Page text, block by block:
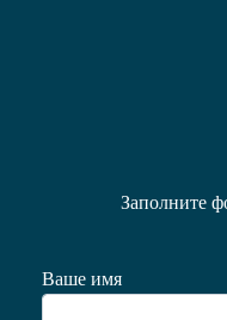
Заполните
Ваше имя